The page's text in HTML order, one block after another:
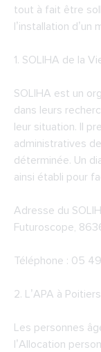
tout à fait être
l’installation d’un
1. SOLIHA de la
SOLIHA est un
dans leurs
leur situation. Il
administratives
déterminée. Un
ainsi établi pour
Adresse du
Futuroscope,
Téléphone : 05
2. L’APA à Poitiers
Les personnes
l’Allocation